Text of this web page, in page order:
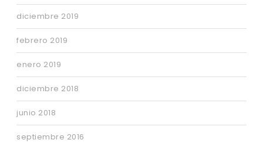
diciembre 2019
febrero 2019
enero 2019
diciembre 2018
junio 2018
septiembre 2016